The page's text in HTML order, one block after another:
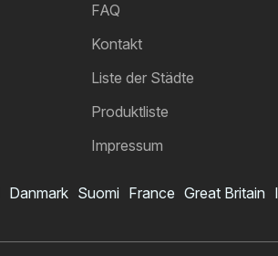
FAQ
Kontakt
Liste der Städte
Produktliste
Impressum
Danmark Suomi France Great Britain